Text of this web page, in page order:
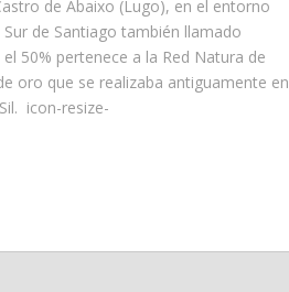
de Abaixo (Lugo), en el entorno
de Santiago también llamado
50% pertenece a la Red Natura de
oro que se realizaba antiguamente en
icon-resize-